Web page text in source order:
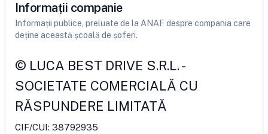
Informații companie
Informații publice, preluate de la ANAF despre compania care
deține această școală de șoferi.
© LUCA BEST DRIVE S.R.L.-
SOCIETATE COMERCIALĂ CU
RĂSPUNDERE LIMITATĂ
CIF/CUI: 38792935